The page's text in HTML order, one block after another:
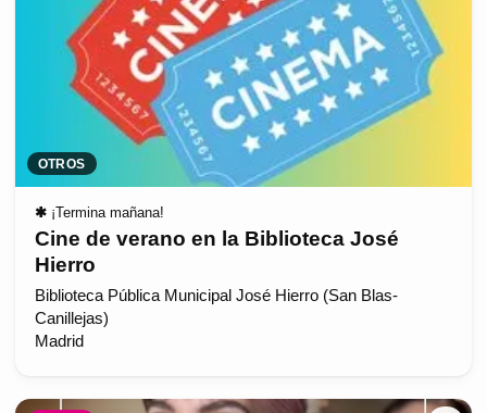
OTROS
✱ ¡Termina mañana!
Cine de verano en la Biblioteca José
Hierro
Biblioteca Pública Municipal José Hierro (San Blas-
Canillejas)
Madrid